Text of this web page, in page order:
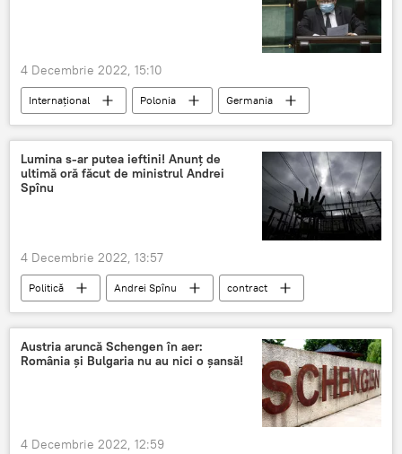
4 Decembrie 2022, 15:10
Internațional Polonia
Germania
Europa
Lumina s-ar putea ieftini! Anunț de
ultimă oră făcut de ministrul Andrei
Spînu
4 Decembrie 2022, 13:57
Politică Andrei Spînu
contract
lumină
Austria aruncă Schengen în aer:
România și Bulgaria nu au nici o șansă!
4 Decembrie 2022, 12:59